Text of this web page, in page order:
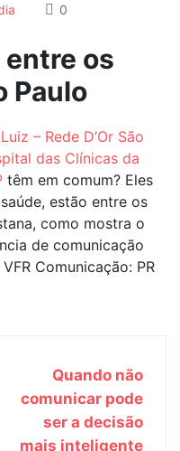
0
entre os
Paulo
– Rede D’Or São
das Clínicas da
têm em comum? Eles
estão entre os
como mostra o
de comunicação
Comunicação: PR
Quando não
comunicar pode
ser a decisão
mais inteligente